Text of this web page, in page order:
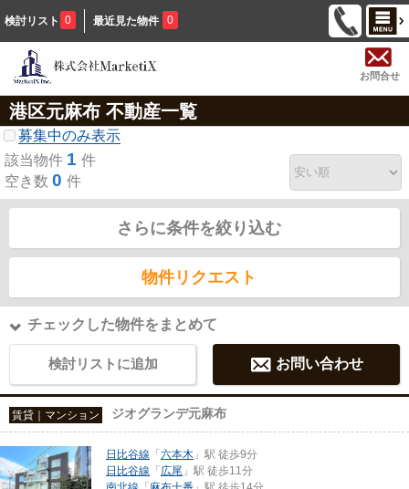
検討リスト 0 最近見た物件 0
お問合せ
港区元麻布 不動産一覧
募集中のみ表示
該当物件 1 件
空き数 0 件
さらに条件を絞り込む
物件リクエスト
チェックした物件をまとめて
検討リストに追加 お問い合わせ
賃貸｜マンション ジオグランデ元麻布
日比谷線 「六本木 」駅 徒歩9分
日比谷線 「広尾 」駅 徒歩11分